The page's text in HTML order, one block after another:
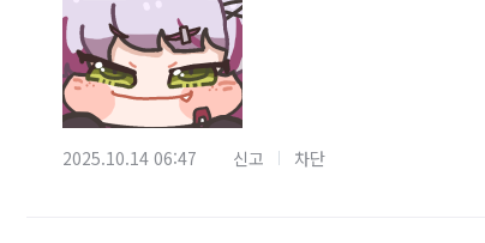
2025.10.14 06:47 신고 차단